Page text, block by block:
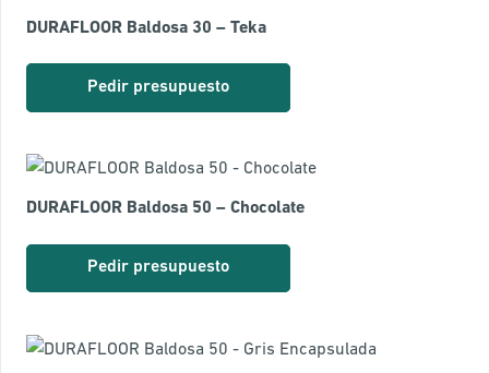
DURAFLOOR Baldosa 30 – Teka
Pedir presupuesto
DURAFLOOR Baldosa 50 – Chocolate
Pedir presupuesto